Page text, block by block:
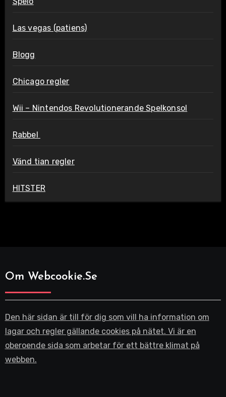
Las vegas (patiens)
Blogg
Chicago regler
Wii – Nintendos Revolutionerande Spelkonsol
Rabbel
Vänd tian regler
HITSTER
Om Webcookie.se
Den här sidan är till för dig som vill ha information om
lagar och regler gällande cookies på nätet. Vi är en
oberoende sida som arbetar för ett bättre klimat på
webben.